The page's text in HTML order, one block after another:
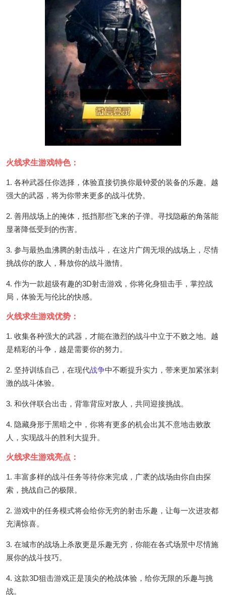
火线求生游戏特色：
1. 各种武器任你选择，体验直接切换你最钟爱的装备的乐趣。越
强大的武器，将为你带来更多的战斗优势。
2. 善用战场上的掩体，抵挡那些飞来的子弹。寻找隐蔽的角落能
显著降低受到的伤害。
3. 参与最热血沸腾的射击战斗，在这片广阔无垠的战场上，尽情
挑战你的敌人，释放你的战斗激情。
4. 作为一款超级有趣的3D射击游戏，你将化身狙击手，掌控战
局，体验无与伦比的快感。
火线求生游戏优势：
1. 收集各种强大的武器，才能在激烈的战斗中立于不败之地。越
是精彩的斗争，越是需要你的努力。
2. 坚持训练自己，在现代战争中不断提升实力，带来更加紧张刺
激的战斗体验。
3. 和伙伴联合出击，背靠背应对敌人，共同迎接挑战。
4. 隐藏身形于黑暗之中，你将有更多的机会出其不意地击败敌
人，实现战斗的胜利大提升。
火线求生游戏亮点：
1. 丰富多样的战斗任务等待你来完成，广袤的战场由你自由探
索，挑战自己的极限。
2. 游戏中的任务模式将会给你无穷的射击乐趣，让每一次进攻都
充满惊喜。
3. 在城市的战场上杀敌更是乐趣无穷，你能在各式场景中尽情施
展你的战斗技巧。
4. 这款3D狙击游戏正是顶尖的枪战体验，给你无限的乐趣与挑
战。